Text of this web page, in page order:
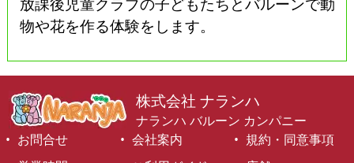
物や花を作る体験をします。
株式会社 ナランハ
ナランハ バルーン カンパニー
お問合せ
会社案内
規約・同意事項